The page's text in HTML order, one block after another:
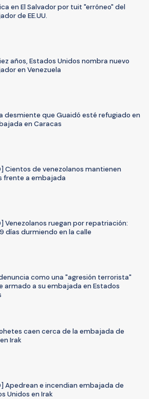
en El Salvador por tuit "erróneo" del
de EE.UU.
años, Estados Unidos nombra nuevo
en Venezuela
desmiente que Guaidó esté refugiado en
en Caracas
Cientos de venezolanos mantienen
frente a embajada
Venezolanos ruegan por repatriación:
días durmiendo en la calle
como una "agresión terrorista"
armado a su embajada en Estados
caen cerca de la embajada de
en Irak
Apedrean e incendian embajada de
Unidos en Irak